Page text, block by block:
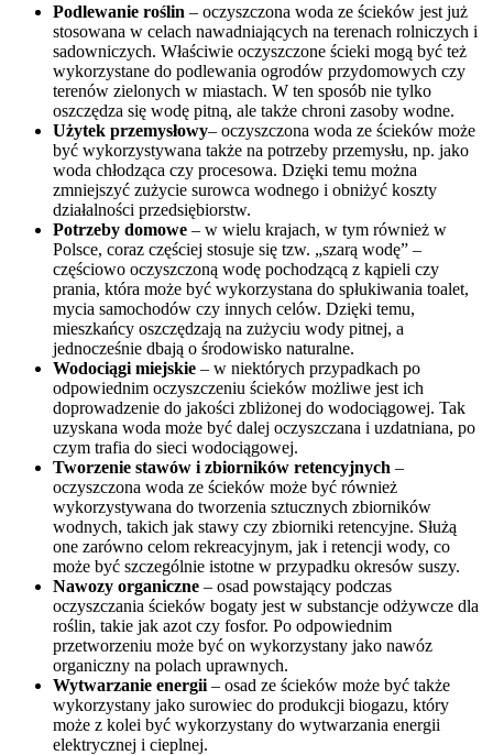
Podlewanie roślin – oczyszczona woda ze ścieków jest już
stosowana w celach nawadniających na terenach rolniczych i
sadowniczych. Właściwie oczyszczone ścieki mogą być też
wykorzystane do podlewania ogrodów przydomowych czy
terenów zielonych w miastach. W ten sposób nie tylko
oszczędza się wodę pitną, ale także chroni zasoby wodne.
Użytek przemysłowy– oczyszczona woda ze ścieków może
być wykorzystywana także na potrzeby przemysłu, np. jako
woda chłodząca czy procesowa. Dzięki temu można
zmniejszyć zużycie surowca wodnego i obniżyć koszty
działalności przedsiębiorstw.
Potrzeby domowe – w wielu krajach, w tym również w
Polsce, coraz częściej stosuje się tzw. „szarą wodę” –
częściowo oczyszczoną wodę pochodzącą z kąpieli czy
prania, która może być wykorzystana do spłukiwania toalet,
mycia samochodów czy innych celów. Dzięki temu,
mieszkańcy oszczędzają na zużyciu wody pitnej, a
jednocześnie dbają o środowisko naturalne.
Wodociągi miejskie – w niektórych przypadkach po
odpowiednim oczyszczeniu ścieków możliwe jest ich
doprowadzenie do jakości zbliżonej do wodociągowej. Tak
uzyskana woda może być dalej oczyszczana i uzdatniana, po
czym trafia do sieci wodociągowej.
Tworzenie stawów i zbiorników retencyjnych –
oczyszczona woda ze ścieków może być również
wykorzystywana do tworzenia sztucznych zbiorników
wodnych, takich jak stawy czy zbiorniki retencyjne. Służą
one zarówno celom rekreacyjnym, jak i retencji wody, co
może być szczególnie istotne w przypadku okresów suszy.
Nawozy organiczne – osad powstający podczas
oczyszczania ścieków bogaty jest w substancje odżywcze dla
roślin, takie jak azot czy fosfor. Po odpowiednim
przetworzeniu może być on wykorzystany jako nawóz
organiczny na polach uprawnych.
Wytwarzanie energii – osad ze ścieków może być także
wykorzystany jako surowiec do produkcji biogazu, który
może z kolei być wykorzystany do wytwarzania energii
elektrycznej i cieplnej.